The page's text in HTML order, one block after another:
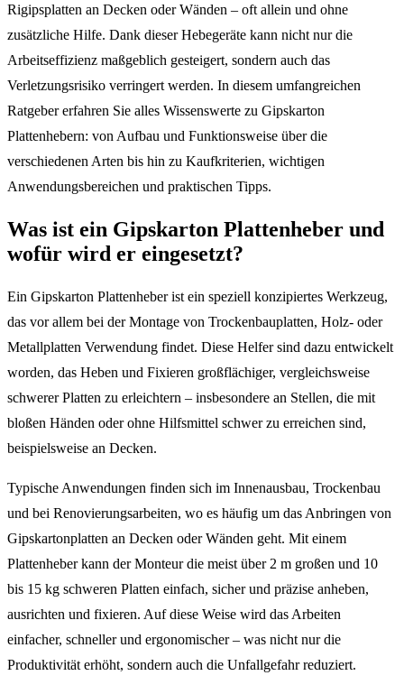
Rigipsplatten an Decken oder Wänden – oft allein und ohne
zusätzliche Hilfe. Dank dieser Hebegeräte kann nicht nur die
Arbeitseffizienz maßgeblich gesteigert, sondern auch das
Verletzungsrisiko verringert werden. In diesem umfangreichen
Ratgeber erfahren Sie alles Wissenswerte zu Gipskarton
Plattenhebern: von Aufbau und Funktionsweise über die
verschiedenen Arten bis hin zu Kaufkriterien, wichtigen
Anwendungsbereichen und praktischen Tipps.
Was ist ein Gipskarton Plattenheber und
wofür wird er eingesetzt?
Ein Gipskarton Plattenheber ist ein speziell konzipiertes Werkzeug,
das vor allem bei der Montage von Trockenbauplatten, Holz- oder
Metallplatten Verwendung findet. Diese Helfer sind dazu entwickelt
worden, das Heben und Fixieren großflächiger, vergleichsweise
schwerer Platten zu erleichtern – insbesondere an Stellen, die mit
bloßen Händen oder ohne Hilfsmittel schwer zu erreichen sind,
beispielsweise an Decken.
Typische Anwendungen finden sich im Innenausbau, Trockenbau
und bei Renovierungsarbeiten, wo es häufig um das Anbringen von
Gipskartonplatten an Decken oder Wänden geht. Mit einem
Plattenheber kann der Monteur die meist über 2 m großen und 10
bis 15 kg schweren Platten einfach, sicher und präzise anheben,
ausrichten und fixieren. Auf diese Weise wird das Arbeiten
einfacher, schneller und ergonomischer – was nicht nur die
Produktivität erhöht, sondern auch die Unfallgefahr reduziert.